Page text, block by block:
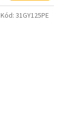
Kód: 31GY125PE